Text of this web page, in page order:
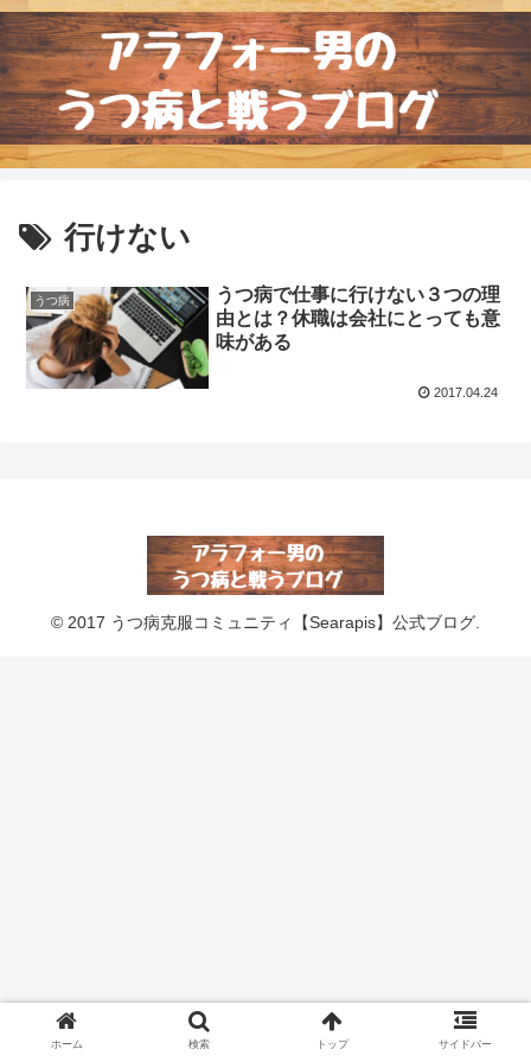
行けない
うつ病
うつ病で仕事に行けない３つの理
由とは？休職は会社にとっても意
味がある
2017.04.24
© 2017 うつ病克服コミュニティ【Searapis】公式ブログ.
ホーム 検索 トップ サイドバー